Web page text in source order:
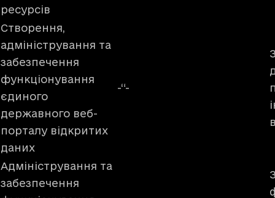
ресурсів
Створення,
адміністрування та
забезпечення
функціонування
єдиного
державного веб-
порталу відкритих
даних
-“-
Адміністрування та
забезпечення